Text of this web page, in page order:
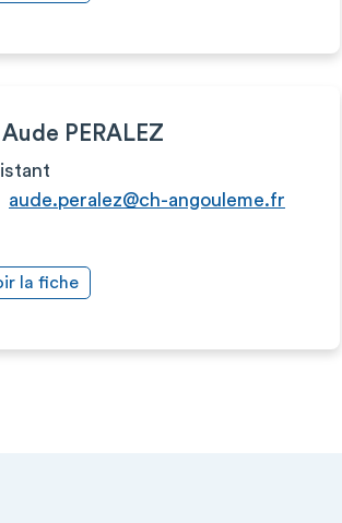
Aude PERALEZ
aude.peralez@ch-angouleme.fr
la fiche